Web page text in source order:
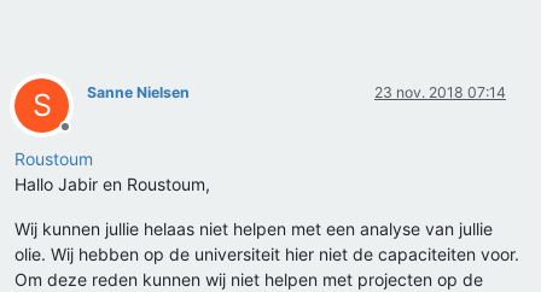
S
Offline
Sanne Nielsen 23 nov. 2018 07:14
Roustoum
Hallo Jabir en Roustoum,
Wij kunnen jullie helaas niet helpen met een analyse van jullie
olie. Wij hebben op de universiteit hier niet de capaciteiten voor.
Om deze reden kunnen wij niet helpen met projecten op de